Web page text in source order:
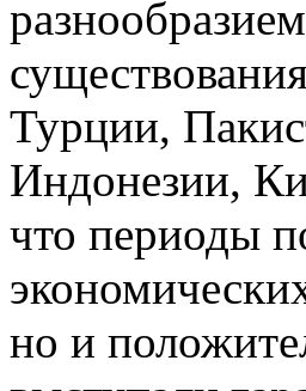
Турции,
Индонезии,
что периоды
но и